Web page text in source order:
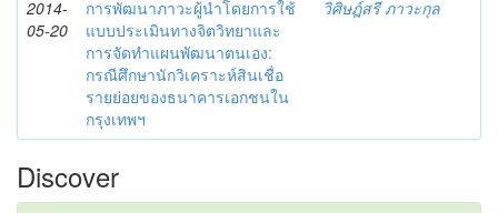
2014-
05-20
การพัฒนาภาวะผู้นำโดยการใช้
แบบประเมินทางจิตวิทยาและ
การจัดทำแผนพัฒนาตนเอง:
กรณีศึกษานักวิเคราะห์สินเชื่อ
รายย่อยของธนาคารเอกชนใน
กรุงเทพฯ
วิศิษฎ์สรี ภาวะกุล
Discover